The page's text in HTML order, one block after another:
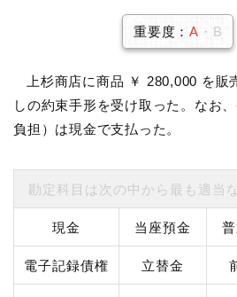
重要度：A ・B
上杉商店に商品 ￥ 280,000 を販
しの約束手形を受け取った。なお
負担）は現金で支払った。
勘定科目は次の中から最も適当
現金 当座預金
電子記録債権 立替金